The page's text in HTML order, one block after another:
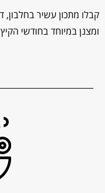
קבלו מתכון עשיר בחלבון,
ומצנן במיוחד בחודשי